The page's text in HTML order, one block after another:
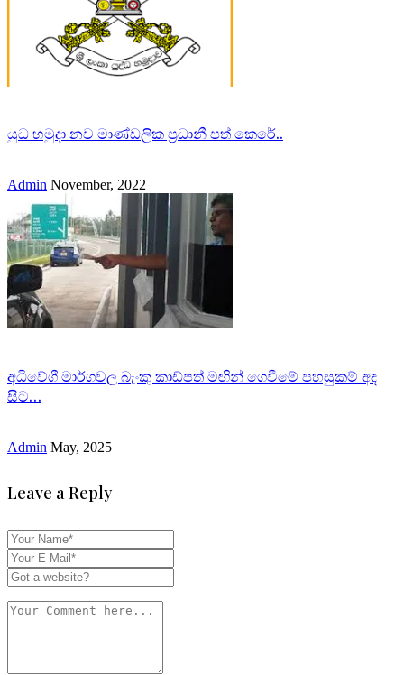
යුධ හමුදා නව මාණ්ඩලික ප්‍රධානී පත් කෙරේ..
Admin November, 2022
අධිවේගී මාර්ගවල බැංකු කාඩ්පත් මඟින් ගෙවීමේ පහසුකම් අද
සිට…
Admin May, 2025
Leave a Reply